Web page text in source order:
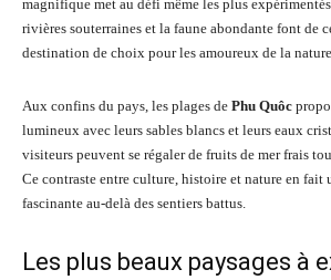
magnifique met au défi même les plus
rivières souterraines et la faune abondante font de
destination de choix pour les amoureux de la
Aux confins du pays, les plages de Phu Quôc
lumineux avec leurs sables blancs et leurs eaux
visiteurs peuvent se régaler de fruits de mer frais
Ce contraste entre culture, histoire et nature en fait
fascinante au-delà des sentiers battus.
Les plus beaux paysages à